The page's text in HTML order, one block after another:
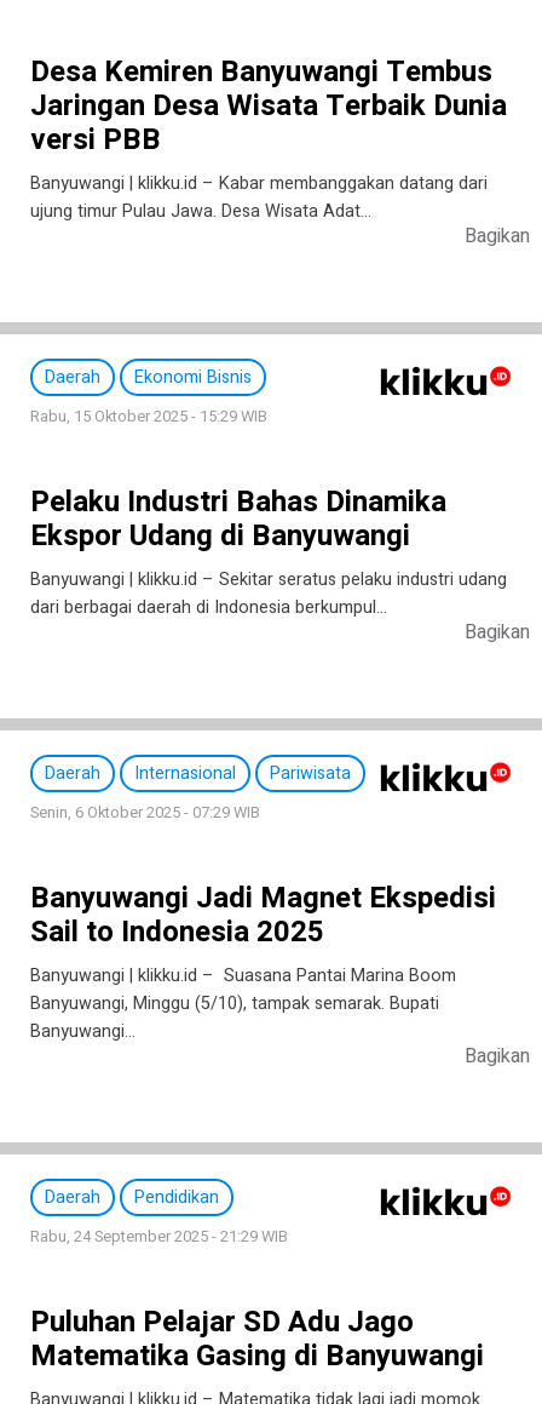
Desa Kemiren Banyuwangi Tembus
Jaringan Desa Wisata Terbaik Dunia
versi PBB
Banyuwangi | klikku.id – Kabar membanggakan datang dari
ujung timur Pulau Jawa. Desa Wisata Adat…
Bagikan
Daerah Ekonomi Bisnis
Rabu, 15 Oktober 2025 - 15:29 WIB
Pelaku Industri Bahas Dinamika
Ekspor Udang di Banyuwangi
Banyuwangi | klikku.id – Sekitar seratus pelaku industri udang
dari berbagai daerah di Indonesia berkumpul…
Bagikan
Daerah Internasional Pariwisata
Senin, 6 Oktober 2025 - 07:29 WIB
Banyuwangi Jadi Magnet Ekspedisi
Sail to Indonesia 2025
Banyuwangi | klikku.id – Suasana Pantai Marina Boom
Banyuwangi, Minggu (5/10), tampak semarak. Bupati
Banyuwangi…
Bagikan
Daerah Pendidikan
Rabu, 24 September 2025 - 21:29 WIB
Puluhan Pelajar SD Adu Jago
Matematika Gasing di Banyuwangi